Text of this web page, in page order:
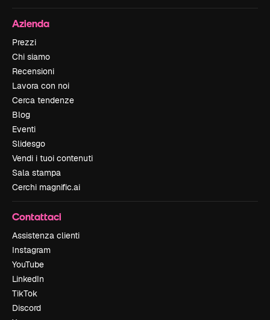
Azienda
Prezzi
Chi siamo
Recensioni
Lavora con noi
Cerca tendenze
Blog
Eventi
Slidesgo
Vendi i tuoi contenuti
Sala stampa
Cerchi magnific.ai
Contattaci
Assistenza clienti
Instagram
YouTube
LinkedIn
TikTok
Discord